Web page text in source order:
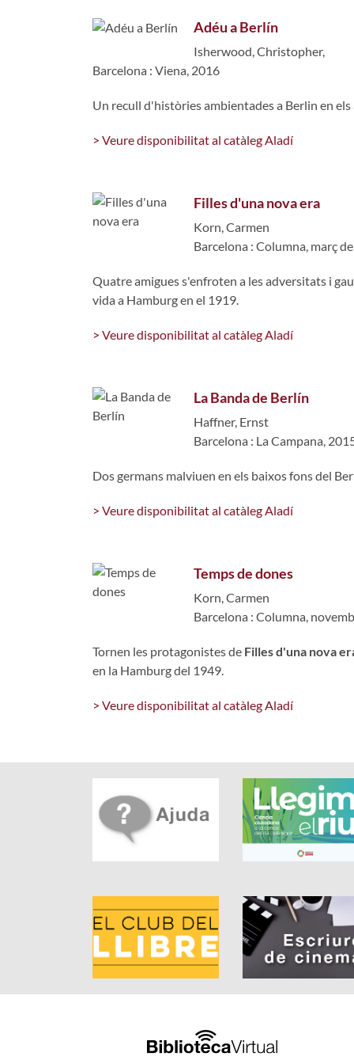
Adéu a Berlín
Isherwood, Christopher,
Barcelona : Viena, 2016
Un recull d'històries ambientades a Berlin en els
> Veure disponibilitat al catàleg Aladí
Filles d'una nova era
Korn, Carmen
Barcelona : Columna, març
Quatre amigues s'enfroten a les adversitats i
vida a Hamburg en el 1919.
> Veure disponibilitat al catàleg Aladí
La Banda de Berlín
Haffner, Ernst
Barcelona : La Campana,
Dos germans malviuen en els baixos fons del
> Veure disponibilitat al catàleg Aladí
Temps de dones
Korn, Carmen
Barcelona : Columna,
Tornen les protagonistes de Filles d'una nova
en la Hamburg del 1949.
> Veure disponibilitat al catàleg Aladí